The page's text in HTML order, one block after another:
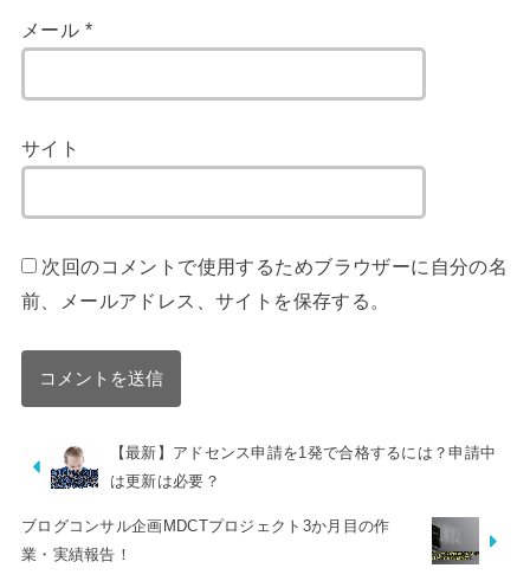
メール *
サイト
次回のコメントで使用するためブラウザーに自分の名
前、メールアドレス、サイトを保存する。
【最新】アドセンス申請を1発で合格するには？申請中
は更新は必要？
ブログコンサル企画MDCTプロジェクト3か月目の作
業・実績報告！